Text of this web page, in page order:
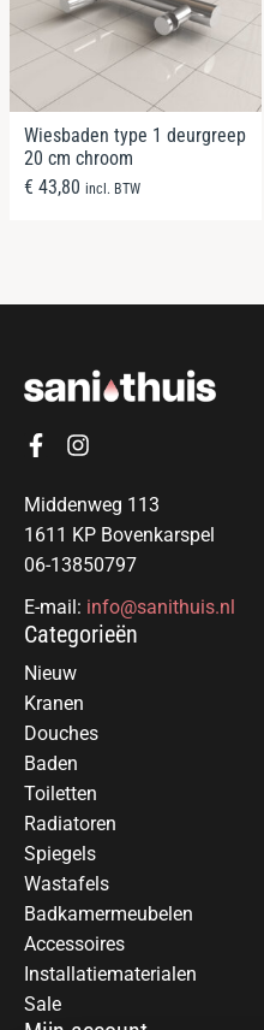
Wiesbaden type 1 deurgreep
20 cm chroom
€ 43,80 incl. BTW
Middenweg 113
1611 KP Bovenkarspel
06-13850797
E-mail: info@sanithuis.nl
Categorieën
Nieuw
Kranen
Douches
Baden
Toiletten
Radiatoren
Spiegels
Wastafels
Badkamermeubelen
Accessoires
Installatiematerialen
Sale